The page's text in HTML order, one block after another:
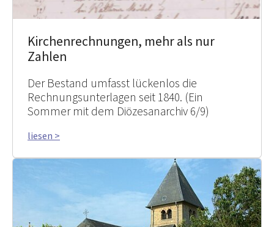
Kirchenrechnungen, mehr als nur
Zahlen
Der Bestand umfasst lückenlos die
Rechnungsunterlagen seit 1840. (Ein
Sommer mit dem Diözesanarchiv 6/9)
liesen >